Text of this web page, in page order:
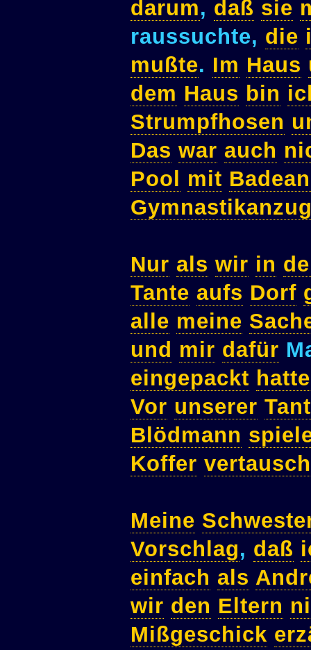
darum, daß sie
raussuchte, die
mußte. Im Haus
dem Haus bin
Strumpfhosen
Das war auch
Pool
mit
Nur als wir in
Tante aufs Dorf
alle meine
und mir dafür
eingepackt hatte
Vor unserer
Blödmann
Koffer
Meine
Vorschlag, daß
einfach als
wir den Eltern
Mißgeschick